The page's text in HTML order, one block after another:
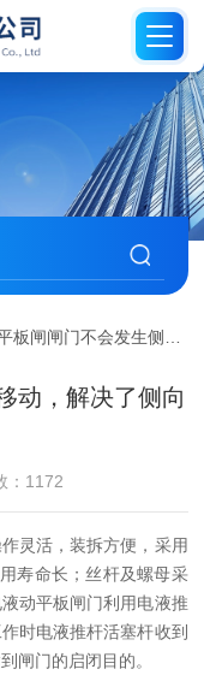
门不会发生侧向移动，解决了侧向漏水问题
动，解决了侧向
：1172
灵活，装拆方便，采用
寿命长；丝杆及螺母采
动平板闸门利用电液推
时电液推杆活塞杆收到
闸门的启闭目的。